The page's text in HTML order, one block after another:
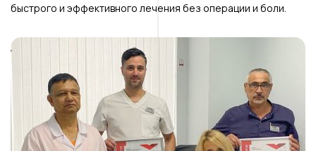
быстрого и эффективного лечения без операции и боли.